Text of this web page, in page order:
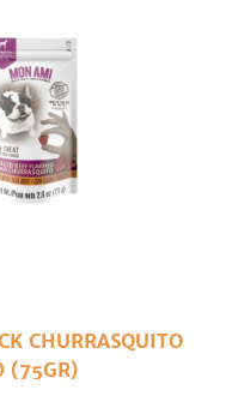
CHURRASQUITO
(75GR)